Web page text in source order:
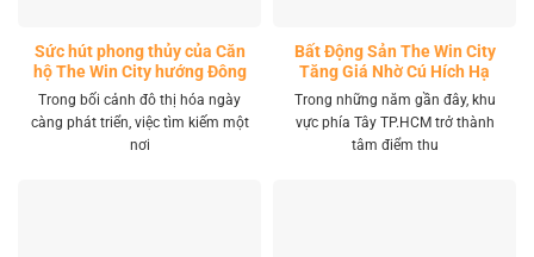
Sức hút phong thủy của Căn
hộ The Win City hướng Đông
Nam
Trong bối cảnh đô thị hóa ngày
càng phát triển, việc tìm kiếm một
nơi
Bất Động Sản The Win City
Tăng Giá Nhờ Cú Hích Hạ
Tầng
Trong những năm gần đây, khu
vực phía Tây TP.HCM trở thành
tâm điểm thu